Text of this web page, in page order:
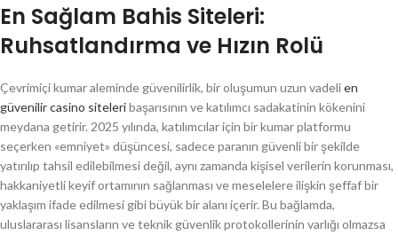
En Sağlam Bahis Siteleri:
Ruhsatlandırma ve Hızın Rolü
Çevrimiçi kumar aleminde güvenilirlik, bir oluşumun uzun vadelien
güvenilir casino siteleribaşarısının ve katılımcı sadakatinin kökenini
meydana getirir. 2025 yılında, katılımcılar için bir kumar platformu
seçerken «emniyet» düşüncesi, sadece paranın güvenli bir şekilde
yatırılıp tahsil edilebilmesi değil, aynı zamanda kişisel verilerin korunması,
hakkaniyetli keyif ortamının sağlanması ve meselelere ilişkin şeffaf bir
yaklaşım ifade edilmesi gibi büyük bir alanı içerir. Bu bağlamda,
uluslararası lisansların ve teknik güvenlik protokollerinin varlığı olmazsa